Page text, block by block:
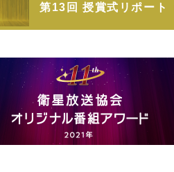
第13回 授賞式リポート